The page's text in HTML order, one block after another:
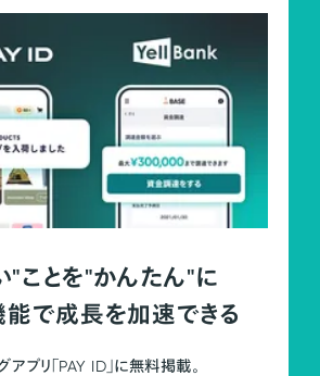
"ことを"かんたん"に
で成長を加速できる
アプリ「PAY ID」に無料掲載。